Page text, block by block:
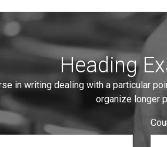
Heading
in writing dealing with a particular
organize longer
:
0/